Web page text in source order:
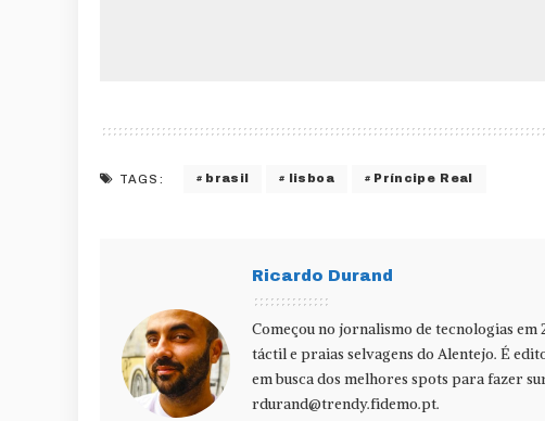
TAGS: brasil lisboa Príncipe Real
Ricardo Durand
Começou no jornalismo de tecnologias
táctil e praias selvagens do Alentejo. É
em busca dos melhores spots para fazer
rdurand@trendy.fidemo.pt.